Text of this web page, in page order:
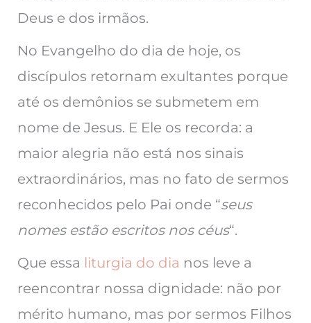
Deus e dos irmãos.
No Evangelho do dia de hoje, os
discípulos retornam exultantes porque
até os demônios se submetem em
nome de Jesus. E Ele os recorda: a
maior alegria não está nos sinais
extraordinários, mas no fato de sermos
reconhecidos pelo Pai onde “seus
nomes estão escritos nos céus“.
Que essa liturgia do dia nos leve a
reencontrar nossa dignidade: não por
mérito humano, mas por sermos Filhos